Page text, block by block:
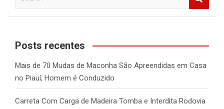
a
c
Posts recentes
Mais de 70 Mudas de Maconha São Apreendidas em Casa
no Piauí; Homem é Conduzido
Carreta Com Carga de Madeira Tomba e Interdita Rodovia